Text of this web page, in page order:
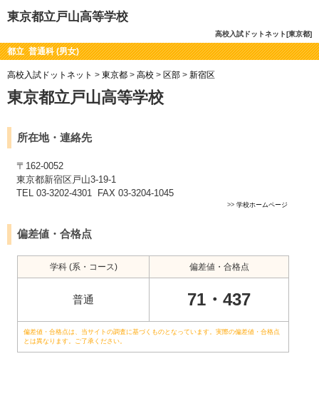
東京都立戸山高等学校
高校入試ドットネット[東京都]
都立 普通科 (男女)
高校入試ドットネット > 東京都 > 高校 > 区部 > 新宿区
東京都立戸山高等学校
所在地・連絡先
〒162-0052
東京都新宿区戸山3-19-1
TEL 03-3202-4301 FAX 03-3204-1045
>>学校ホームページ
偏差値・合格点
学科 (系・コース) 偏差値・合格点
普通 71・437
偏差値・合格点は、当サイトの調査に基づくものとなっています。実際の偏差値・合格点
とは異なります。ご了承ください。